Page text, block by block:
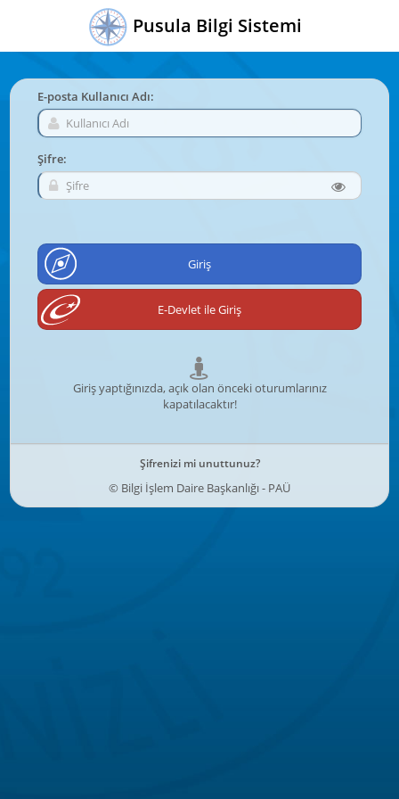
Pusula Bilgi Sistemi
E-posta Kullanıcı Adı:
Şifre:
Giriş yaptığınızda, açık olan önceki oturumlarınız
kapatılacaktır!
Şifrenizi mi unuttunuz?
© Bilgi İşlem Daire Başkanlığı - PAÜ